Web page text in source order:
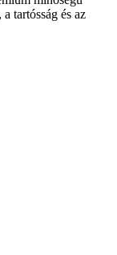
tartósság és az